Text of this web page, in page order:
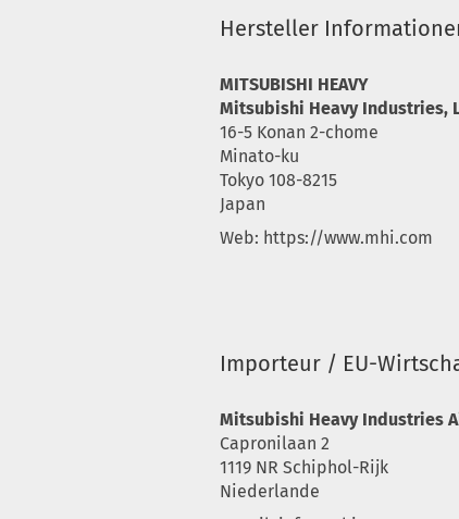
Hersteller
MITSUBISHI HEAVY
Mitsubishi Heavy Industries,
16-5 Konan 2-chome
Minato-ku
Tokyo 108-8215
Japan
Web: https://www.mhi.com
Importeur / EU-
Mitsubishi Heavy Industries
Capronilaan 2
1119 NR Schiphol-Rijk
Niederlande